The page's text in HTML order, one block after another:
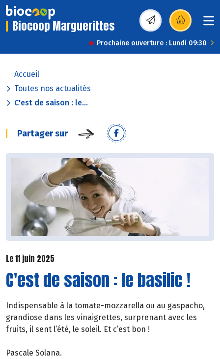
Biocoop Marguerittes (s’ouvre dans une
Prochaine ouverture : Lundi 09:30
Accueil
Toutes nos actualités
C'est de saison : le...
Partager sur
Le 11 juin 2025
C'est de saison : le basilic !
Indispensable à la tomate-mozzarella ou au gaspacho,
grandiose dans les vinaigrettes, surprenant avec les
fruits, il sent l’été, le soleil. Et c’est bon !
Pascale Solana.